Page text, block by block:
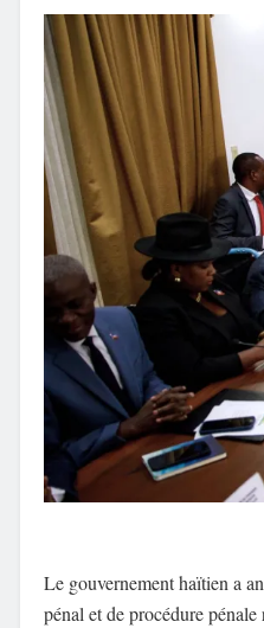
Le gouvernement haïtien a
pénal et de procédure